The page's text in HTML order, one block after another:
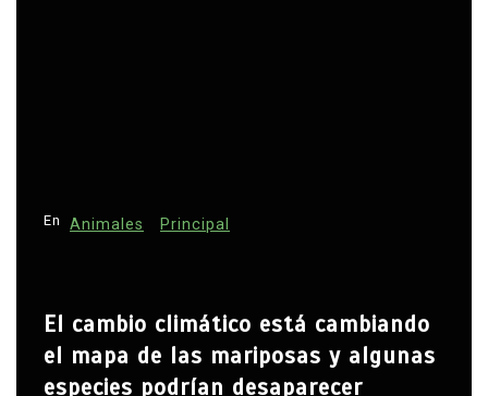
En Animales Principal
El cambio climático está cambiando
el mapa de las mariposas y algunas
especies podrían desaparecer